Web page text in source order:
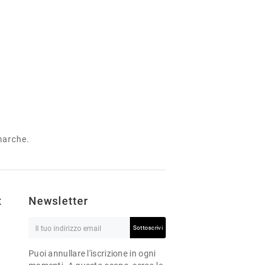
Newsletter
Sottoscrivi
Puoi annullare l'iscrizione in ogni